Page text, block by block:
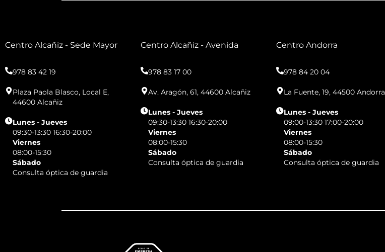
Centro Alcañiz - Sede Mayor
978 83 42 19
Plaza Paola Blasco, Local E,
44600 Alcañiz
Lunes - Jueves
09:30-13:30 16:30-20:00
Viernes
08:00-15:30
Sábado
Consulta óptica de guardia
Centro Alcañiz - Avenida
978 83 17 00
Av. Aragón, 61, 44600 Alcañiz
Lunes - Jueves
09:30-13:30 16:30-20:00
Viernes
08:00-15:30
Sábado
Consulta óptica de guardia
Centro Andorra
978 84 20 04
La Fuente, 19, 44500 Andorra
Lunes - Jueves
09:00-13:30 17:00-20:00
Viernes
08:00-15:30
Sábado
Consulta óptica de guardia